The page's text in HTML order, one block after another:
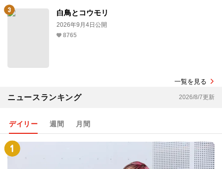
白鳥とコウモリ
2026年9月4日公開
8765
一覧を見る
ニュースランキング 2026/8/7更新
デイリー 週間 月間